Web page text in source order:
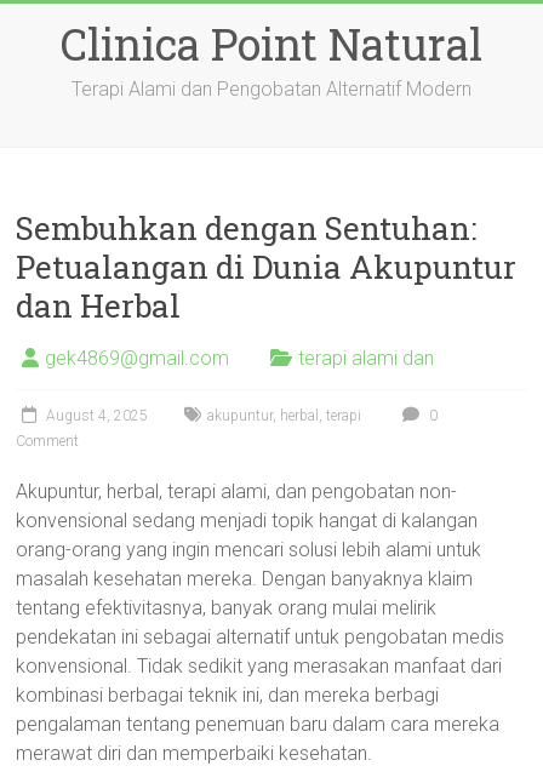
contentClinica Point Natural
Terapi Alami dan Pengobatan Alternatif Modern
Sembuhkan dengan Sentuhan:
Petualangan di Dunia Akupuntur
dan Herbal
gek4869@gmail.com terapi alami dan
August 4, 2025 akupuntur, herbal ,terapi
0
Comment
Akupuntur, herbal, terapi alami, dan pengobatan non-
konvensional sedang menjadi topik hangat di kalangan
orang-orang yang ingin mencari solusi lebih alami untuk
masalah kesehatan mereka. Dengan banyaknya klaim
tentang efektivitasnya, banyak orang mulai melirik
pendekatan ini sebagai alternatif untuk pengobatan medis
konvensional. Tidak sedikit yang merasakan manfaat dari
kombinasi berbagai teknik ini, dan mereka berbagi
pengalaman tentang penemuan baru dalam cara mereka
merawat diri dan memperbaiki kesehatan.